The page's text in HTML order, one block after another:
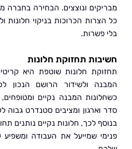
ונוצצים. הבחירה בחברה
הכרוכות בניקוי חלונות ולהבטיח
תחזוקת חלונות
חלונות שוטפת היא קריטית
ולשידור הרושם הנכון לכל מי
המבנה נקיים ומטופחים, הם
ומציבים סטנדרט גבוה לעסקים
לכך, חלונות נקיים נותנים תחושה של
שמייעל את העבודה ומשפיע על